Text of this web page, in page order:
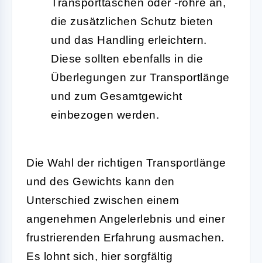
Transporttaschen oder -rohre an,
die zusätzlichen Schutz bieten
und das Handling erleichtern.
Diese sollten ebenfalls in die
Überlegungen zur Transportlänge
und zum Gesamtgewicht
einbezogen werden.
Die Wahl der richtigen Transportlänge
und des Gewichts kann den
Unterschied zwischen einem
angenehmen Angelerlebnis und einer
frustrierenden Erfahrung ausmachen.
Es lohnt sich, hier sorgfältig